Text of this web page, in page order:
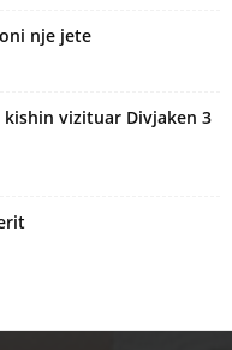
nje jete
vizituar Divjaken 3